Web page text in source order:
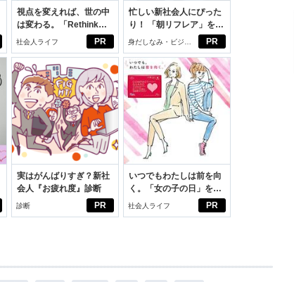
PR
視点を変えれば、世の中
は変わる。「Rethink
PROJECT」がつたえた
社会人ライフ PR
忙しい新社会人にぴった
り！ 「朝リフレア」をは
じめよう。しっかりニオ
イケアして24時間快適。
身だしなみ・ビジネ
スアイテム
PR
実はがんばりすぎ？新社
会人『お疲れ度』診断
診断 PR
いつでもわたしは前を向
く。「女の子の日」を前
向きに♪社会人エリ・大
社会人ライフ